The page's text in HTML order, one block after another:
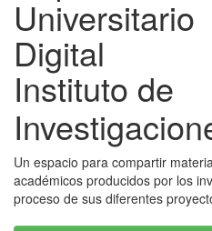
Universitario
Digital
Instituto de
Un espacio para compartir
académicos producidos por los
proceso de sus diferentes